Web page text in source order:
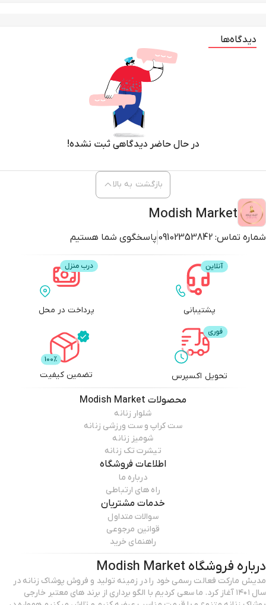
دیدگاه‌ها
در حال حاضر دیدگاهی ثبت نشده!
Modish Market
شماره تماس: 09102353842 پاسخگوی شما هستیم
بازگشت به بالا
پشتیبانی پرداخت در محل
تحویل اکسپرس تضمین کیفیت
محصولات Modish Market
شلوار زنانه
ست کراپ و ست ورزشی زنانه
شومیز زنانه
تیشرت تک زنانه
اطلاعات فروشگاه
درباره ما
راه های ارتباطی
خدمات مشتریان
سوالات متداول
قوانین مرجوعی
راهنمای خرید
درباره فروشگاه Modish Market
مدیش مارکت فعالت رسمی خود را در زمینه تولید و فروش پوشاک زنانه در
سال ۱۴۰۱ آغاز کرد. ما سعی کردیم با الگو برداری از برند های معتبر خارجی